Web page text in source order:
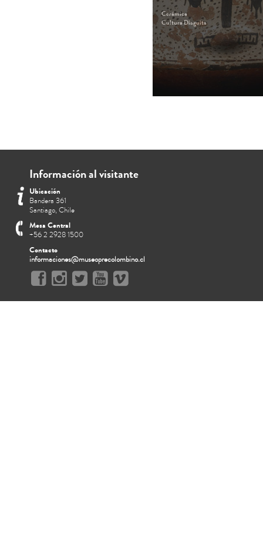
Cerámica
Cultura Diaguita
Información al visitante
Ubicación
Bandera 361
Santiago, Chile
Mesa Central
+56 2 2928 1500
Contacto
informaciones@museoprecolombino.cl